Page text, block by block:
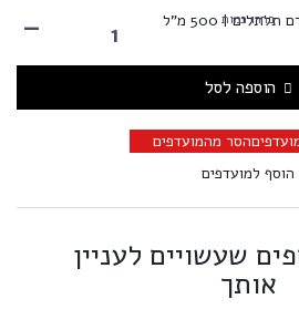
| 500 מ"ל
בחרו כמות -
הוספה לסל
הסר מהמועדפים
הוסף למועדפים
שעשויים לעניין
אותך